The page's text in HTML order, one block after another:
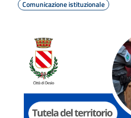
Comunicazione istituzionale